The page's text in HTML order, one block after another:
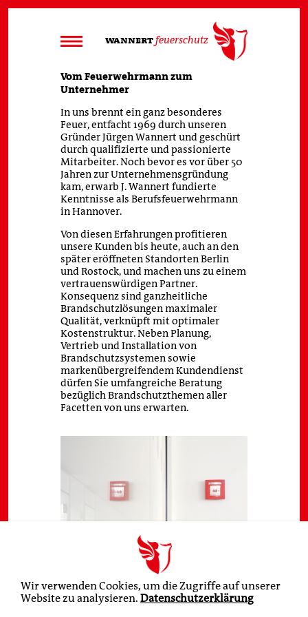
wannertfeuerschutz
Unternehmen
Daten & Fakten
Entwicklung
Standorte
Stellenanzeigen
Zertifizierungen
Referenzen
Leistungen
Service
Kontakt
Impressum
Datenschutz
AGB
Vom Feuerwehrmann zum
Unternehmer
In uns brennt ein ganz besonderes
Feuer, entfacht 1969 durch unseren
Gründer Jürgen Wannert und geschürt
durch qualifizierte und passionierte
Mitarbeiter. Noch bevor es vor über 50
Jahren zur Unternehmensgründung
kam, erwarb J. Wannert fundierte
Kenntnisse als Berufsfeuerwehrmann
in Hannover.
Von diesen Erfahrungen profitieren
unsere Kunden bis heute, auch an den
später eröffneten Standorten Berlin
und Rostock, und machen uns zu einem
vertrauenswürdigen Partner.
Konsequenz sind ganzheitliche
Brandschutzlösungen maximaler
Qualität, verknüpft mit optimaler
Kostenstruktur. Neben Planung,
Vertrieb und Installation von
Brandschutzsystemen sowie
markenübergreifendem Kundendienst
dürfen Sie umfangreiche Beratung
bezüglich Brandschutzthemen aller
Facetten von uns erwarten.
Wir verwenden Cookies, um die Zugriffe auf unserer
Website zu analysieren. Datenschutzerklärung